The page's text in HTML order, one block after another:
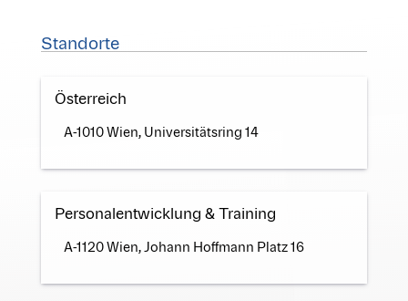
Standorte
Österreich
A-1010 Wien, Universitätsring 14
Personalentwicklung & Training
A-1120 Wien, Johann Hoffmann Platz 16